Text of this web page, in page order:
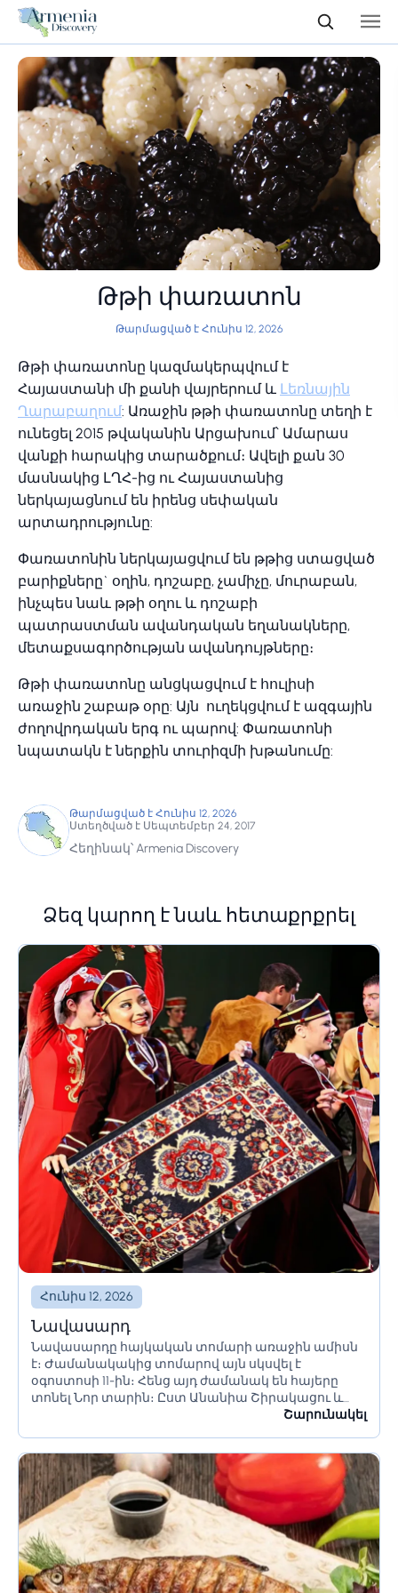
Թթի փառատոն
Թարմացված է Հունիս 12, 2026
Թթի փառատոնը կազմակերպվում է
Հայաստանի մի քանի վայրերում և Լեռնային
Ղարաբաղում: Առաջին թթի փառատոնը տեղի է
ունեցել 2015 թվականին Արցախում՝ Ամարաս
վանքի հարակից տարածքում։ Ավելի քան 30
մասնակից ԼՂՀ-ից ու Հայաստանից
ներկայացնում են իրենց սեփական
արտադրությունը:
Փառատոնին ներկայացվում են թթից ստացված
բարիքները` օղին, դոշաբը, չամիչը, մուրաբան,
ինչպես նաև թթի օղու և դոշաբի
պատրաստման ավանդական եղանակները,
մետաքսագործության ավանդույթները։
Թթի փառատոնը անցկացվում է հուլիսի
առաջին շաբաթ օրը: Այն ուղեկցվում է ազգային
ժողովրդական երգ ու պարով: Փառատոնի
նպատակն է ներքին տուրիզմի խթանումը:
Ստեղծված է Սեպտեմբեր 24, 2017
Թարմացված է Հունիս 12, 2026
Հեղինակ՝ Armenia Discovery
Ձեզ կարող է նաև հետաքրքրել
Հունիս 12, 2026
Նավասարդ
Նավասարդը հայկական տոմարի առաջին ամիսն
է։ Ժամանակակից տոմարով այն սկսվել է
օգոստոսի 11-ին։ Հենց այդ ժամանակ են հայերը
տոնել Նոր տարին։ Ըստ Անանիա Շիրակացու և
Հովհաննես Իմաստասերի՝ Նավասարդը Հայկ
Շարունակել